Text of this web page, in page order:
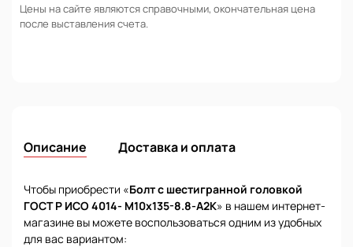
Цены на сайте являются справочными, окончательная цена
после выставления счета.
Описание Доставка и оплата
Чтобы приобрести «Болт с шестигранной головкой
ГОСТ Р ИСО 4014- М10х135-8.8-А2К» в нашем интернет-
магазине вы можете воспользоваться одним из удобных
для вас вариантом: